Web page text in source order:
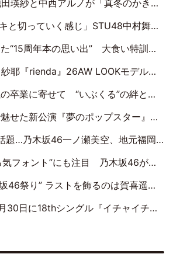
冬のかき氷」騒動で火花散らす！ 因縁の裏にあるのは、逆境をともに“凌”ぐ似た者同士の絆
ていく感じ」STU48中村舞、新しい挑戦は自らの手で
い出” 大食い特訓・守護霊企画・制服グラビア…盛りだくさんの裏話
『rienda』26AW LOOKモデルに就任
寄せて “いぶくる”の絆と後輩・龍頭綺音の決意
演『夢のポップスター』 初日から全身全霊のステージ
一ノ瀬美空、地元福岡『めんべい25周年トップサポーター』に就任
”にも注目 乃木坂46が挑んだ書道パフォーマンスの舞台裏
るのは賀喜遥香…5年ぶりの登場に「5年分大人になった私を見ていただけたら」
イチャイチャ虫』の発売決定！ フォーメーションは『日向坂で会いましょう』にて発表